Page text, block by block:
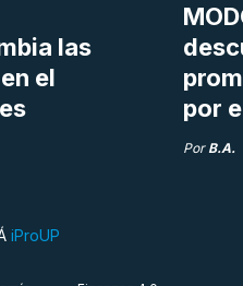
las
el
por
Por B.A.
iProUP